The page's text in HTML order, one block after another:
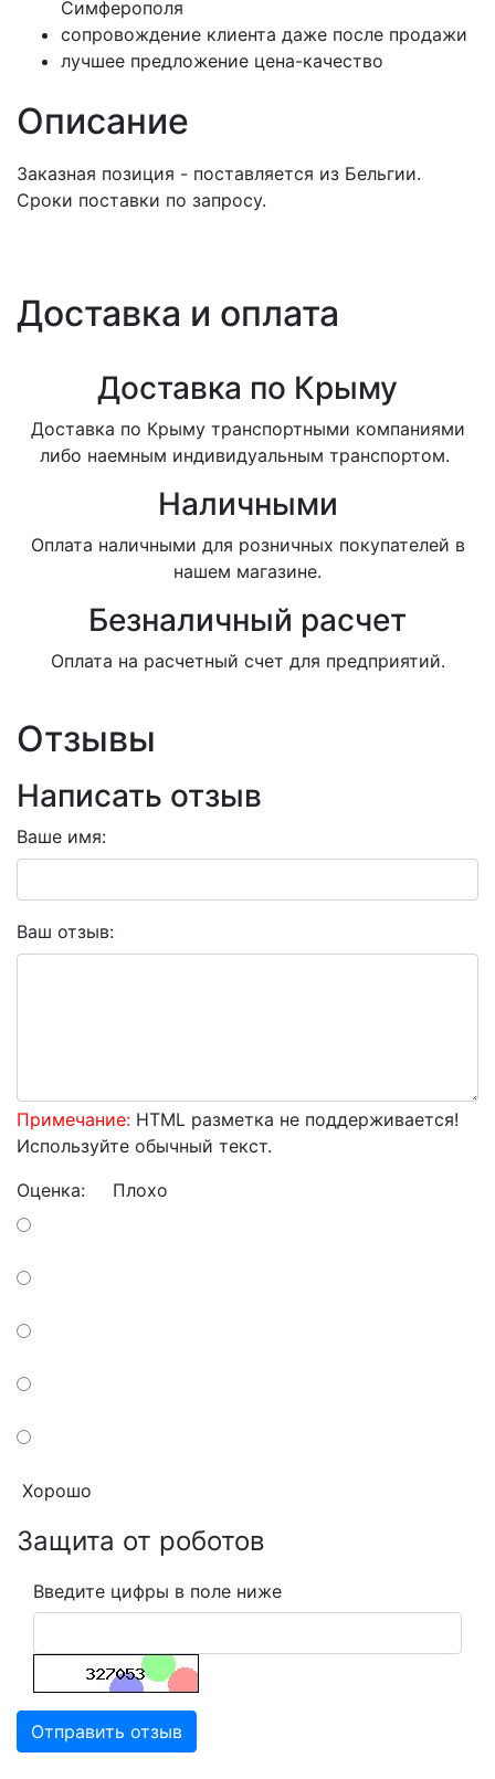
Симферополя
сопровождение клиента даже после продажи
лучшее предложение цена-качество
Описание
Заказная позиция - поставляется из Бельгии.
Сроки поставки по запросу.
Доставка и оплата
Доставка по Крыму
Доставка по Крыму транспортными компаниями
либо наемным индивидуальным транспортом.
Наличными
Оплата наличными для розничных покупателей в
нашем магазине.
Безналичный расчет
Оплата на расчетный счет для предприятий.
Отзывы
Написать отзыв
Ваше имя:
Ваш отзыв:
Примечание: HTML разметка не поддерживается!
Используйте обычный текст.
Оценка: Плохо
Хорошо
Защита от роботов
Введите цифры в поле ниже
Отправить отзыв